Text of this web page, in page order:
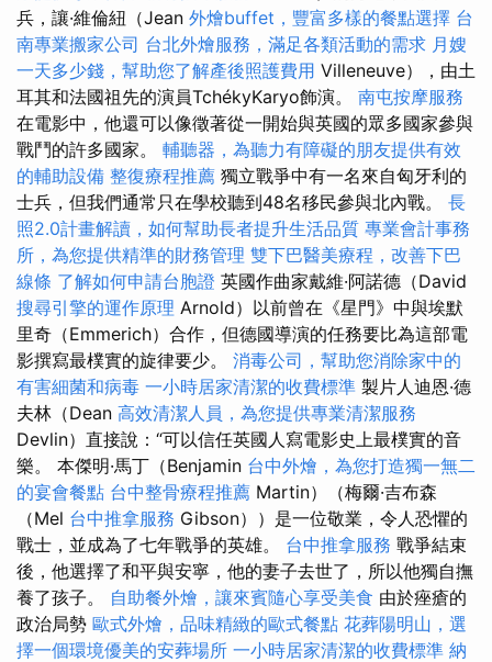
兵，讓·維倫紐（Jean 外燴buffet，豐富多樣的餐點選擇 台
南專業搬家公司 台北外燴服務，滿足各類活動的需求 月嫂
一天多少錢，幫助您了解產後照護費用 Villeneuve），由土
耳其和法國祖先的演員TchékyKaryo飾演。 南屯按摩服務
在電影中，他還可以像徵著從一開始與英國的眾多國家參與
戰鬥的許多國家。 輔聽器，為聽力有障礙的朋友提供有效
的輔助設備 整復療程推薦 獨立戰爭中有一名來自匈牙利的
士兵，但我們通常只在學校聽到48名移民參與北內戰。 長
照2.0計畫解讀，如何幫助長者提升生活品質 專業會計事務
所，為您提供精準的財務管理 雙下巴醫美療程，改善下巴
線條 了解如何申請台胞證 英國作曲家戴維·阿諾德（David
搜尋引擎的運作原理 Arnold）以前曾在《星門》中與埃默
里奇（Emmerich）合作，但德國導演的任務要比為這部電
影撰寫最樸實的旋律要少。 消毒公司，幫助您消除家中的
有害細菌和病毒 一小時居家清潔的收費標準 製片人迪恩·德
夫林（Dean 高效清潔人員，為您提供專業清潔服務
Devlin）直接說：“可以信任英國人寫電影史上最樸實的音
樂。 本傑明·馬丁（Benjamin 台中外燴，為您打造獨一無二
的宴會餐點 台中整骨療程推薦 Martin）（梅爾·吉布森
（Mel 台中推拿服務 Gibson））是一位敬業，令人恐懼的
戰士，並成為了七年戰爭的英雄。 台中推拿服務 戰爭結束
後，他選擇了和平與安寧，他的妻子去世了，所以他獨自撫
養了孩子。 自助餐外燴，讓來賓隨心享受美食 由於痤瘡的
政治局勢 歐式外燴，品味精緻的歐式餐點 花葬陽明山，選
擇一個環境優美的安葬場所 一小時居家清潔的收費標準 納